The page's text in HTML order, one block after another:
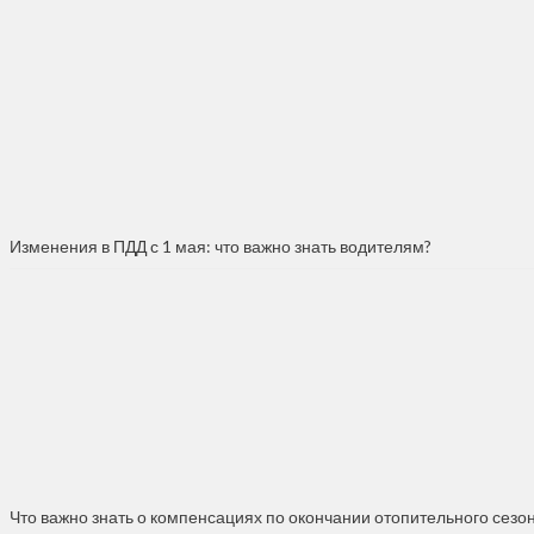
Изменения в ПДД с 1 мая: что важно знать водителям?
Что важно знать о компенсациях по окончании отопительного